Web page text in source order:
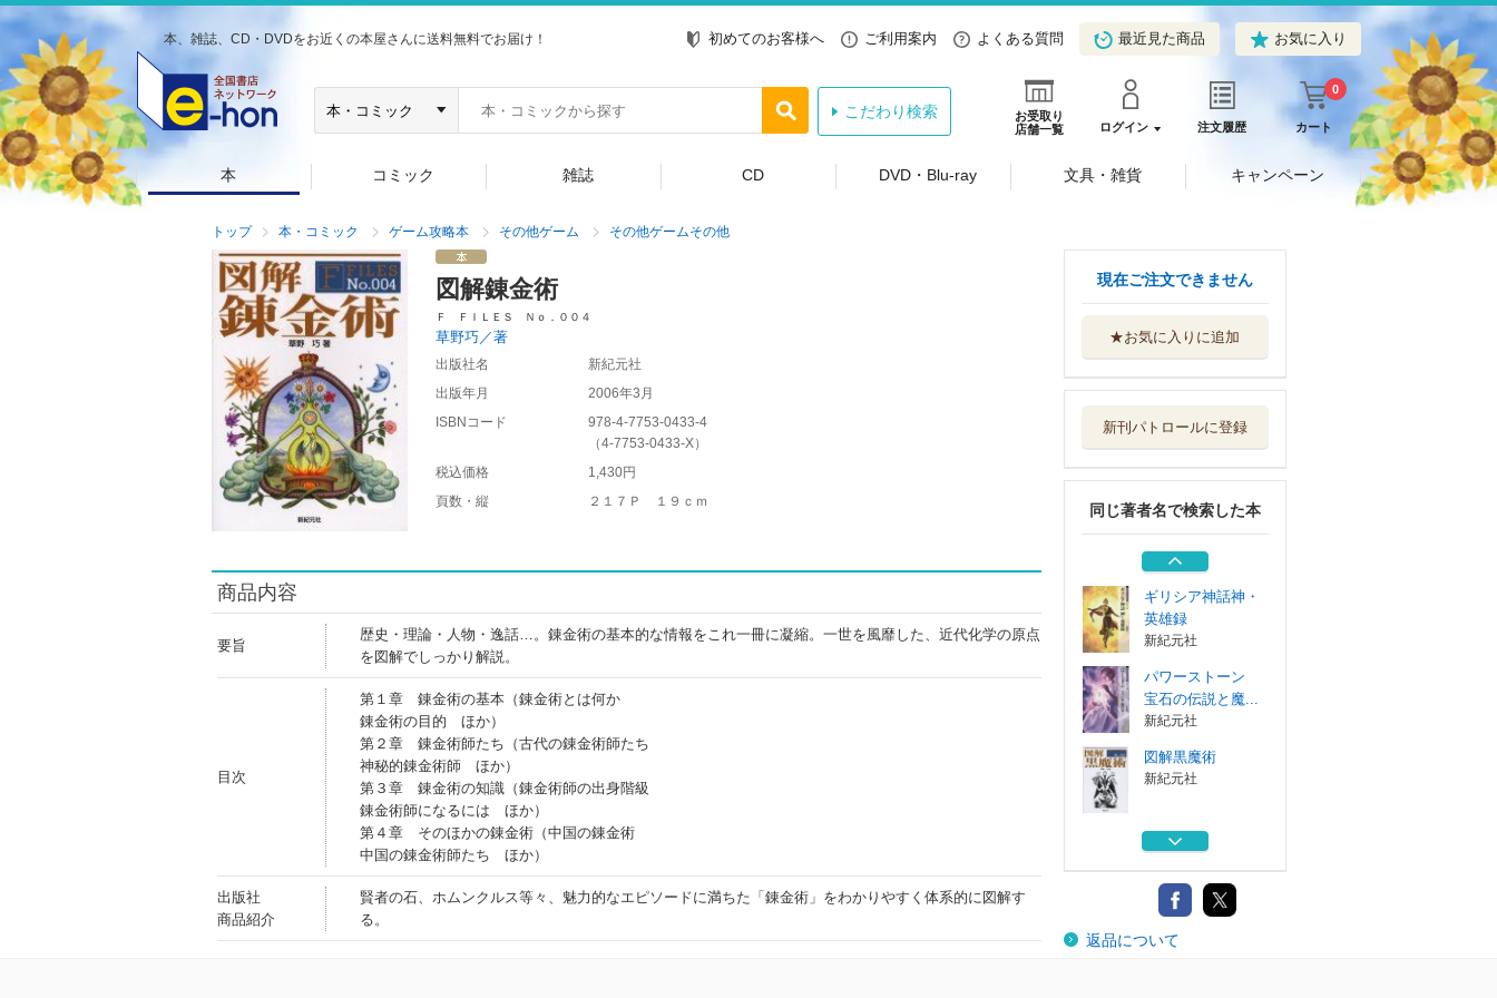
本、雑誌、CD・DVDをお近くの本屋さんに送料無料でお届け！ 初めてのお客様へ ご利用案内 よくある質問 最近見た商品 お気に入り
お受取り
店舗一覧
ログイン 注文履歴 カート
0
こだわり検索
本 コミック 雑誌 CD DVD・Blu-ray 文具・雑貨 キャンペーン
トップ 本・コミック ゲーム攻略本 その他ゲーム その他ゲームその他
図解錬金術
Ｆ ＦＩＬＥＳ Ｎｏ．００４
草野巧／著
出版社名
新紀元社
出版年月
2006年3月
ISBNコード
978-4-7753-0433-4
（4-7753-0433-X）
税込価格
1,430円
頁数・縦
２１７Ｐ １９ｃｍ
商品内容
要旨
歴史・理論・人物・逸話…。錬金術の基本的な情報をこれ一冊に凝縮。一世を風靡した、近代化学の原点
を図解でしっかり解説。
目次
第１章 錬金術の基本（錬金術とは何か
錬金術の目的 ほか）
第２章 錬金術師たち（古代の錬金術師たち
神秘的錬金術師 ほか）
第３章 錬金術の知識（錬金術師の出身階級
錬金術師になるには ほか）
第４章 そのほかの錬金術（中国の錬金術
中国の錬金術師たち ほか）
出版社
商品紹介
賢者の石、ホムンクルス等々、魅力的なエピソードに満ちた「錬金術」をわかりやすく体系的に図解す
る。
現在ご注文できません
★お気に入りに追加
新刊パトロールに登録
同じ著者名で検索した本
図解黒魔術
新紀元社
剣豪 剣一筋に生
新紀元社
地獄
新紀元社
ギリシア神話神・
英雄録
新紀元社
パワーストーン
宝石の伝説と魔...
新紀元社
図解黒魔術
新紀元社
剣豪 剣一筋に生
新紀元社
地獄
新紀元社
返品について